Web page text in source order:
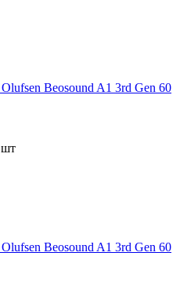
Beosound A1 3rd Gen 60
шт
Beosound A1 3rd Gen 60